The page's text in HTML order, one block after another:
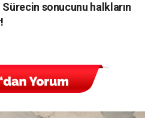
sonucunu halkların